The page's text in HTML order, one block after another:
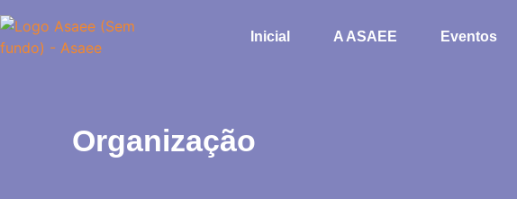
Inicial A ASAEE Eventos
Organização